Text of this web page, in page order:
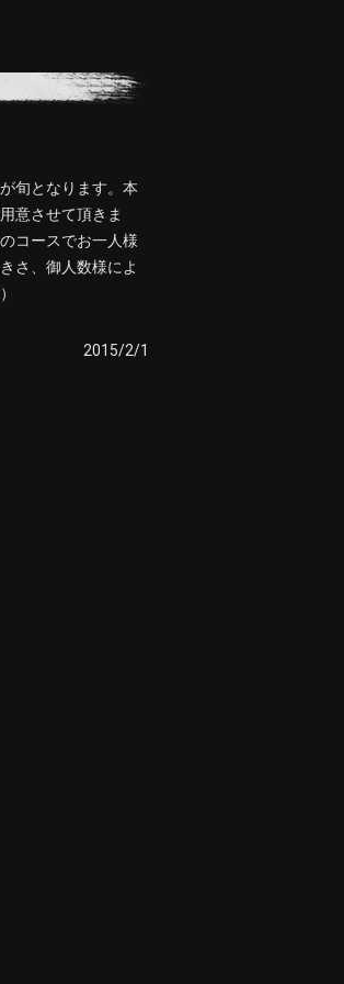
旬となります。本
意させて頂きま
コースでお一人様
さ、御人数様によ
2015/2/1